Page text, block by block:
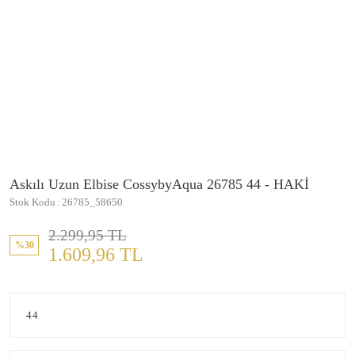
Askılı Uzun Elbise CossybyAqua 26785 44 - HAKİ
Stok Kodu 26785_58650
%30
2.299,95 TL
1.609,96 TL